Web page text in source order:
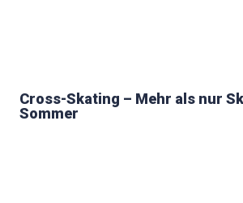
Cross-Skating – Mehr als nur
Sommer